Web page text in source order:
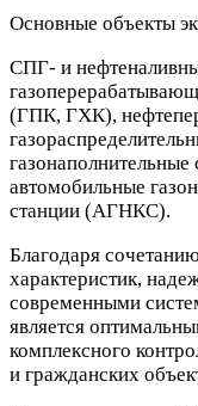
Основные объекты
СПГ- и
(ГПК, ГХК),
автомобильные
станции (АГНКС).
Благодаря
характеристик,
современными
является
комплексного
и гражданских